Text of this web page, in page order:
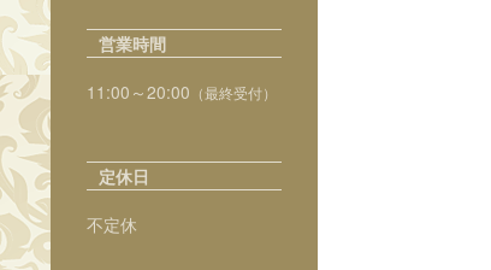
営業時間
11:00～20:00 （最終受付）
定休日
不定休